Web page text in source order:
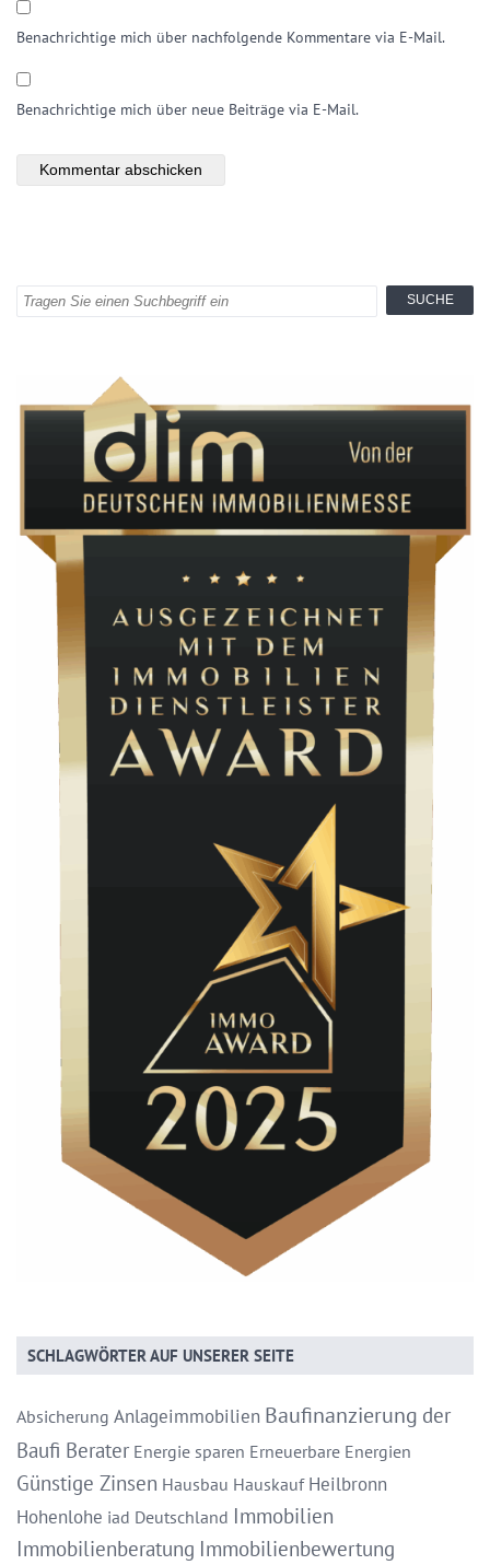
Benachrichtige mich über nachfolgende Kommentare via E-Mail.
Benachrichtige mich über neue Beiträge via E-Mail.
SCHLAGWÖRTER AUF UNSERER SEITE
Absicherung Anlageimmobilien Baufinanzierung der
Baufi Berater Energie sparen Erneuerbare Energien
Günstige Zinsen Hausbau Hauskauf Heilbronn
Hohenlohe iad Deutschland Immobilien
Immobilienberatung Immobilienbewertung